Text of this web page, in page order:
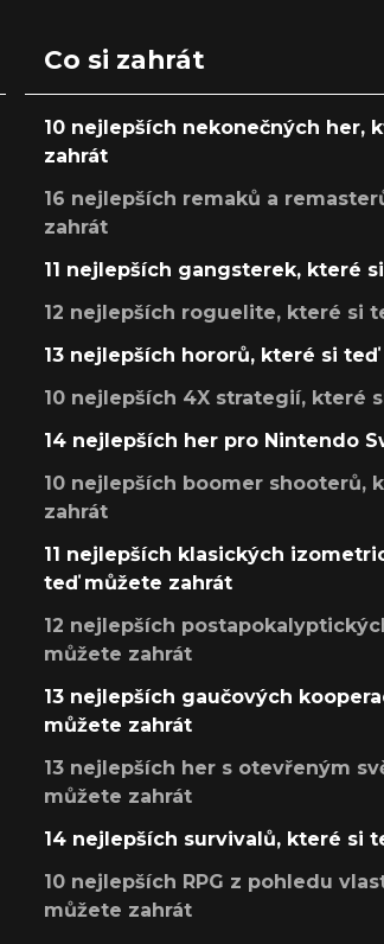
Co si zahrát
10 nejlepších nekonečných her,
zahrát
16 nejlepších remaků a
zahrát
11 nejlepších gangsterek, které
12 nejlepších roguelite, které si
13 nejlepších hororů, které si
10 nejlepších 4X strategií, které
14 nejlepších her pro Nintendo
10 nejlepších boomer shooterů,
zahrát
11 nejlepších klasických
teď můžete zahrát
12 nejlepších
můžete zahrát
13 nejlepších gaučových
můžete zahrát
13 nejlepších her s otevřeným
můžete zahrát
14 nejlepších survivalů, které si
10 nejlepších RPG z pohledu
můžete zahrát